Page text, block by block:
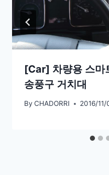
[Car] 차량용 스마
송풍구 거치대
By CHADORRI 2016/11/